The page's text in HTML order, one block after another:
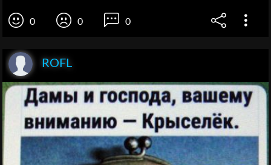
0 0 0
ROFL